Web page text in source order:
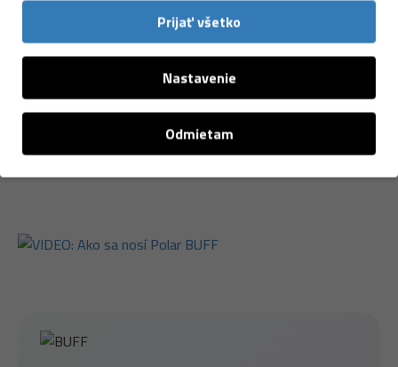
Rýchlo schne
97% polyester, 3% elastan
Prijať všetko
Nastavenie
Odmietam